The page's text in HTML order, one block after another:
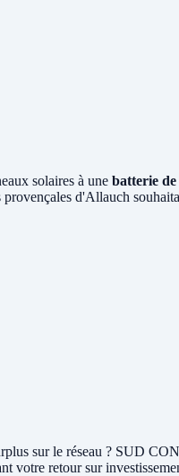
solaires à une batterie de
d'Allauch
sur le réseau ? SUD
votre retour sur